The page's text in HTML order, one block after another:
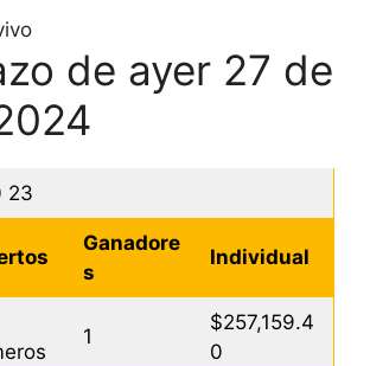
de ayer 27 de
23
Ganadore
s
Individual
1
$257,159.4
0